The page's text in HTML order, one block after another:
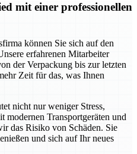
mit einer professionellen
können Sie sich auf den
erfahrenen Mitarbeiter
der Verpackung bis zur letzten
Zeit für das, was Ihnen
nicht nur weniger Stress,
modernen Transportgeräten und
das Risiko von Schäden. Sie
und sich auf Ihr neues